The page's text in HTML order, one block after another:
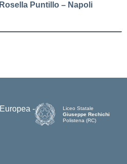
Rosella Puntillo – Napoli
Liceo Statale
Giuseppe Rechichi
Polistena (RC)